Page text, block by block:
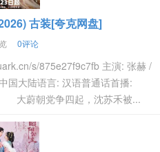
古装[夸克网盘]
0评论
s/875e27f9c7fb 主演: 张赫 /
国大陆语言: 汉语普通话首播:
大蔚朝党争四起，沈苏禾被...